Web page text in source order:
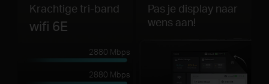
Krachtige tri-band
wifi 6E
2880 Mbps
2880 Mbps
Pas je display naar
wens aan!